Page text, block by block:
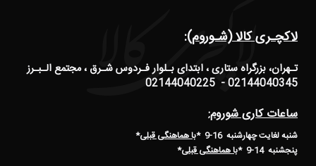
لاکچـری کالا (شـوروم):
تـهران، بزرگراه ستاری ، ابتدای بـلوار فـردوس شـرق ، مجتمع الـبـرز
02144040345 - 02144040225
ساعات کاری شوروم:
شنبه لغایت چهارشنبه 16-9 * با هماهنگی قبلی*
پنجشنبه 14-9
*با هماهنگی قبلی*